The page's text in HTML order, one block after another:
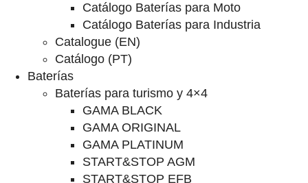
Catálogo Baterías para Moto
Catálogo Baterías para Industria
Catalogue (EN)
Catálogo (PT)
Baterías
Baterías para turismo y 4×4
GAMA BLACK
GAMA ORIGINAL
GAMA PLATINUM
START&STOP AGM
START&STOP EFB